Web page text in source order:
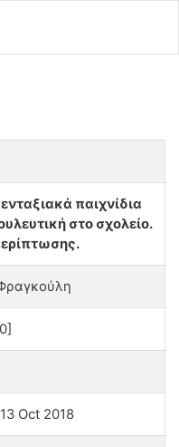
παιχνίδια
στο σχολείο.
Oct 2018